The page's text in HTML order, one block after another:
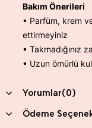
Bakım Önerileri
• Parfüm, krem
ettirmeyiniz
• Takmadığınız
• Uzun ömürlü
Yorumlar(0)
Ödeme